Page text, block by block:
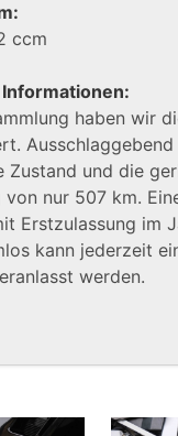
ccm
haben wir
Zustand und die
von nur 507 km.
Erstzulassung im
kann jederzeit
werden.